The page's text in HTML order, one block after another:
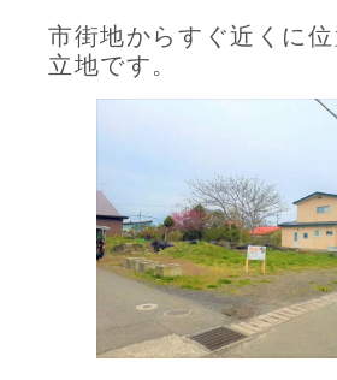
市街地からすぐ近くに
立地です。